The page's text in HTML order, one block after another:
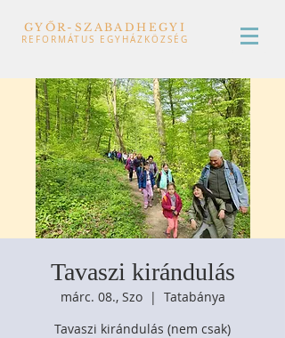
GYŐR-SZABADHEGYI
REFORMÁTUS EGYHÁZKÖZSÉG
Tavaszi kirándulás
márc. 08., Szo
  |
Tatabánya
Tavaszi kirándulás (nem csak)